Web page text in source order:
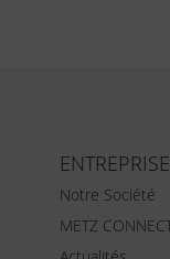
ENTREPRISE
Notre Société
METZ